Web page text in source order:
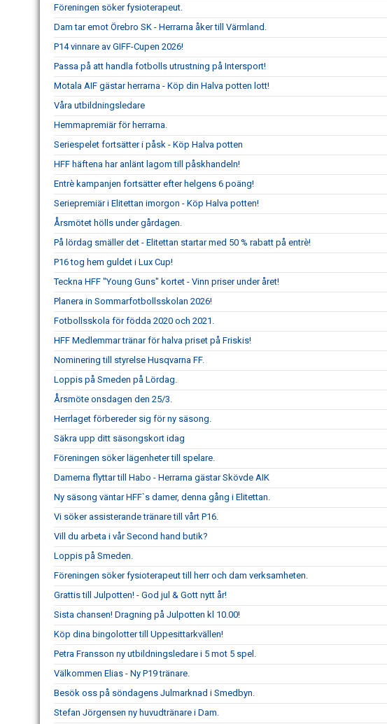
Föreningen söker fysioterapeut.
Dam tar emot Örebro SK - Herrarna åker till Värmland.
P14 vinnare av GIFF-Cupen 2026!
Passa på att handla fotbolls utrustning på Intersport!
Motala AIF gästar herrarna - Köp din Halva potten lott!
Våra utbildningsledare
Hemmapremiär för herrarna.
Seriespelet fortsätter i påsk - Köp Halva potten
HFF häftena har anlänt lagom till påskhandeln!
Entrè kampanjen fortsätter efter helgens 6 poäng!
Seriepremiär i Elitettan imorgon - Köp Halva potten!
Årsmötet hölls under gårdagen.
På lördag smäller det - Elitettan startar med 50 % rabatt på entrè!
P16 tog hem guldet i Lux Cup!
Teckna HFF "Young Guns" kortet - Vinn priser under året!
Planera in Sommarfotbollsskolan 2026!
Fotbollsskola för födda 2020 och 2021.
HFF Medlemmar tränar för halva priset på Friskis!
Nominering till styrelse Husqvarna FF.
Loppis på Smeden på Lördag.
Årsmöte onsdagen den 25/3.
Herrlaget förbereder sig för ny säsong.
Säkra upp ditt säsongskort idag
Föreningen söker lägenheter till spelare.
Damerna flyttar till Habo - Herrarna gästar Skövde AIK
Ny säsong väntar HFF`s damer, denna gång i Elitettan.
Vi söker assisterande tränare till vårt P16.
Vill du arbeta i vår Second hand butik?
Loppis på Smeden.
Föreningen söker fysioterapeut till herr och dam verksamheten.
Grattis till Julpotten! - God jul & Gott nytt år!
Sista chansen! Dragning på Julpotten kl 10.00!
Köp dina bingolotter till Uppesittarkvällen!
Petra Fransson ny utbildningsledare i 5 mot 5 spel.
Välkommen Elias - Ny P19 tränare.
Besök oss på söndagens Julmarknad i Smedbyn.
Stefan Jörgensen ny huvudtränare i Dam.